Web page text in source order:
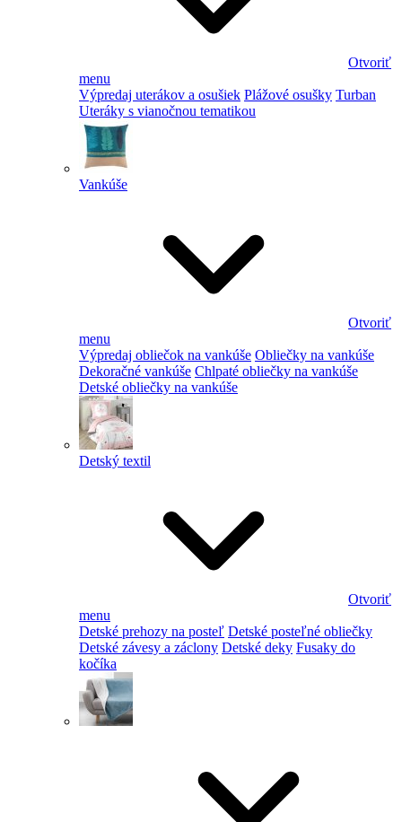
Otvoriť
menu
Výpredaj uterákov a osušiek Plážové osušky Turban
Uteráky s vianočnou tematikou
Vankúše
Otvoriť
menu
Výpredaj obliečok na vankúše Obliečky na vankúše
Dekoračné vankúše Chlpaté obliečky na vankúše
Detské obliečky na vankúše
Detský textil
Otvoriť
menu
Detské prehozy na posteľ Detské posteľné obliečky
Detské závesy a záclony Detské deky Fusaky do
kočíka